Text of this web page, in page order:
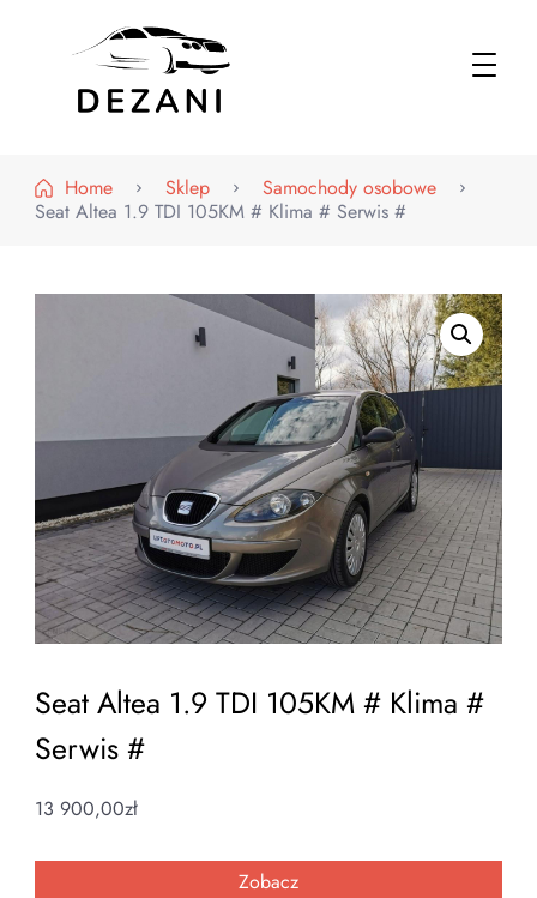
Home
Sklep
Samochody osobowe
Seat Altea 1.9 TDI 105KM # Klima # Serwis #
Seat Altea 1.9 TDI 105KM # Klima #
Serwis #
13 900,00zł
Zobacz